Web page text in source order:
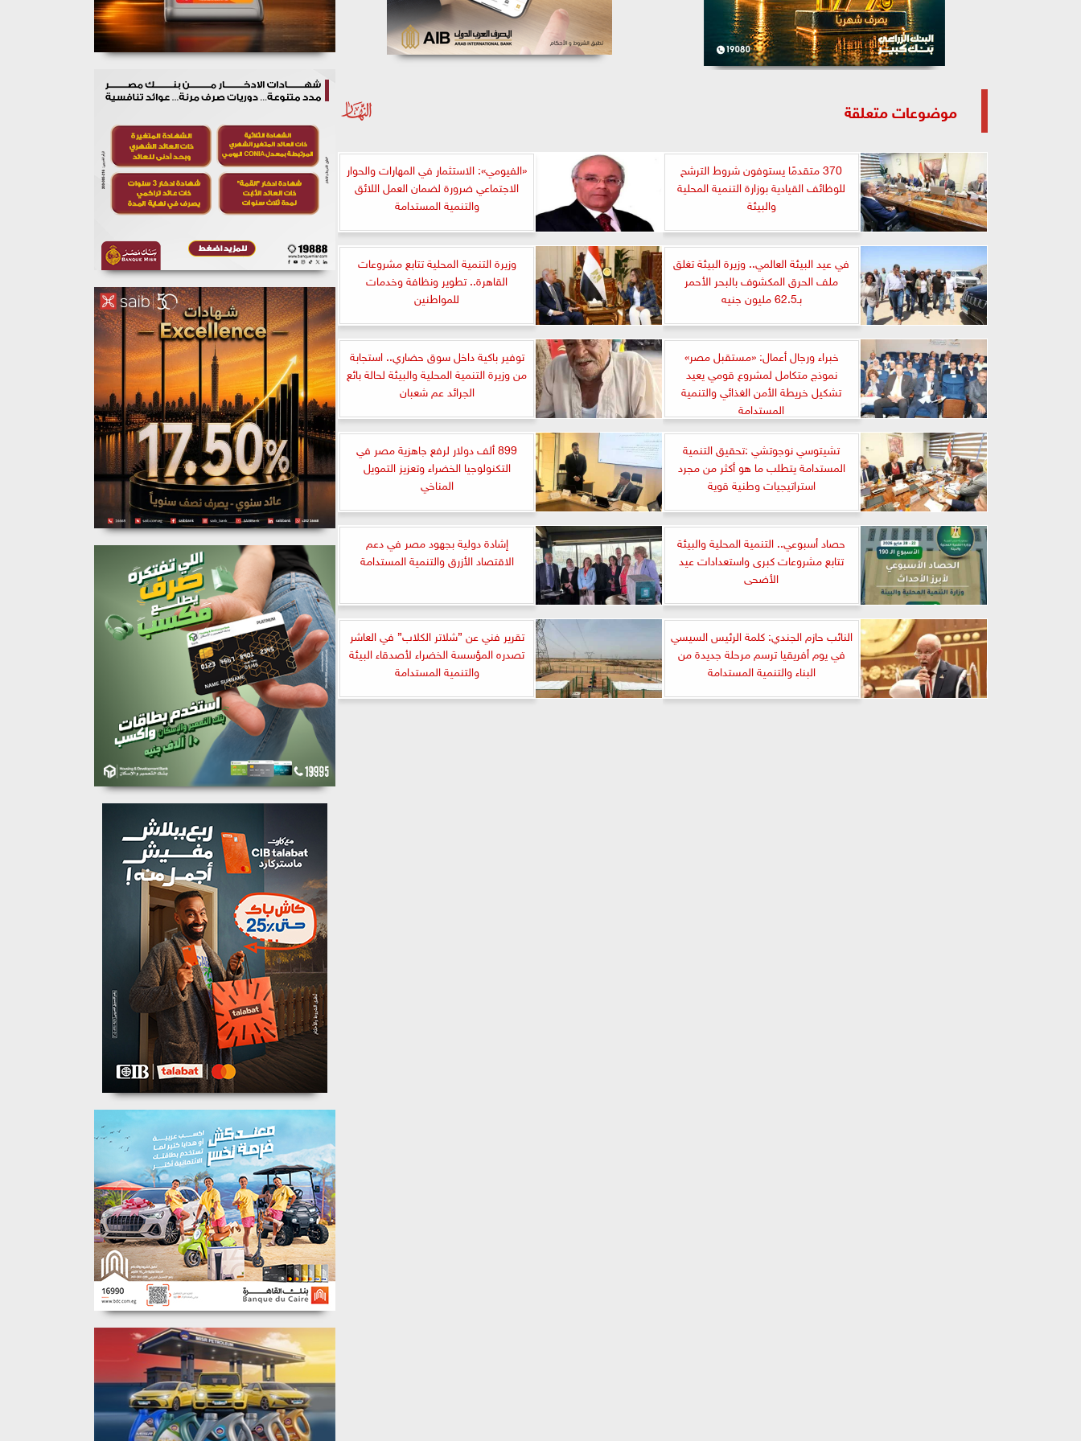
موضوعات متعلقة
370 متقدمًا يستوفون شروط الترشح
للوظائف القيادية بوزارة التنمية المحلية
والبيئة
«الفيومي»: الاستثمار في المهارات والحوار
الاجتماعي ضرورة لضمان العمل اللائق
والتنمية المستدامة
في عيد البيئة العالمي.. وزيرة البيئة تغلق
ملف الحرق المكشوف بالبحر الأحمر
بـ62.5 مليون جنيه
وزيرة التنمية المحلية تتابع مشروعات
القاهرة.. تطوير ونظافة وخدمات
للمواطنين
خبراء ورجال أعمال: «مستقبل مصر»
نموذج متكامل لمشروع قومي يعيد
تشكيل خريطة الأمن الغذائي والتنمية
المستدامة
توفير باكية داخل سوق حضاري.. استجابة
من وزيرة التنمية المحلية والبيئة لحالة بائع
الجرائد عم شعبان
تشيتوسي نوجوتشي :تحقيق التنمية
المستدامة يتطلب ما هو أكثر من مجرد
استراتيجيات وطنية قوية
899 ألف دولار لرفع جاهزية مصر في
التكنولوجيا الخضراء وتعزيز التمويل
المناخي
حصاد أسبوعي.. التنمية المحلية والبيئة
تتابع مشروعات كبرى واستعدادات عيد
الأضحى
إشادة دولية بجهود مصر في دعم
الاقتصاد الأزرق والتنمية المستدامة
النائب حازم الجندي: كلمة الرئيس السيسي
في يوم أفريقيا ترسم مرحلة جديدة من
البناء والتنمية المستدامة
تقرير فني عن ”شلاتر الكلاب” في العاشر
تصدره المؤسسة الخضراء لأصدقاء البيئة
والتنمية المستدامة